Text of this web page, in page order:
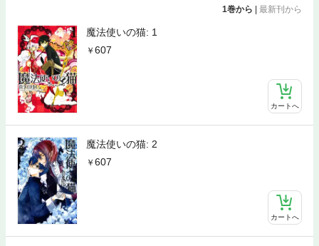
1巻から 最新刊から
魔法使いの猫: 1
607
カートへ
魔法使いの猫: 2
607
カートへ